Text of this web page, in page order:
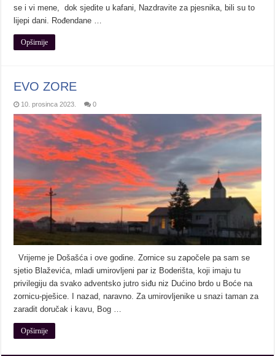
se i vi mene, dok sjedite u kafani, Nazdravite za pjesnika, bili su to
lijepi dani. Rođendane …
Opširnije
EVO ZORE
10. prosinca 2023. 0
Vrijeme je Došašća i ove godine. Zornice su započele pa sam se
sjetio Blaževića, mladi umirovljeni par iz Boderišta, koji imaju tu
privilegiju da svako adventsko jutro siđu niz Dućino brdo u Boće na
zornicu-pješice. I nazad, naravno. Za umirovljenike u snazi taman za
zaradit doručak i kavu, Bog …
Opširnije